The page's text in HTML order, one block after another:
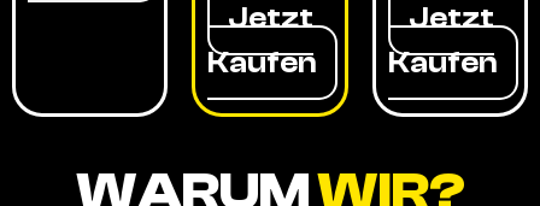
Jetzt
Kaufen
Jetzt
Kaufen
WARUMWIR?